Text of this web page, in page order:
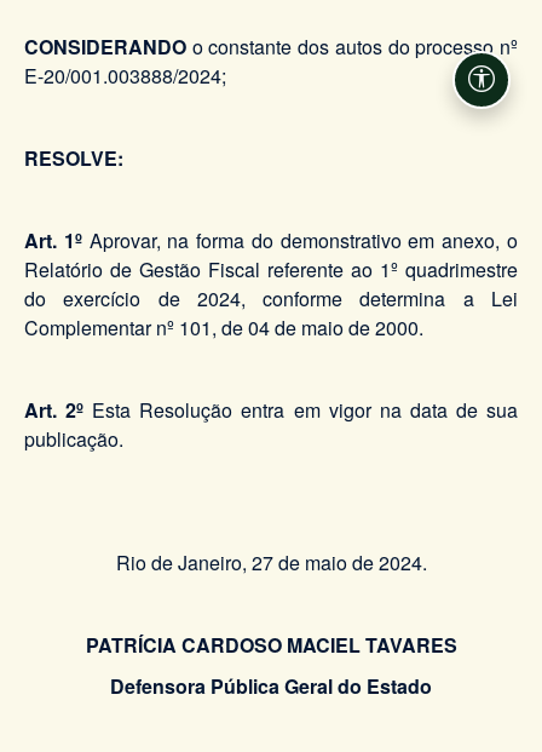
CONSIDERANDO o constante dos autos do processo nº
E-20/001.003888/2024;
RESOLVE:
Art. 1º Aprovar, na forma do demonstrativo em anexo, o
Relatório de Gestão Fiscal referente ao 1º quadrimestre
do exercício de 2024, conforme determina a Lei
Complementar nº 101, de 04 de maio de 2000.
Art. 2º Esta Resolução entra em vigor na data de sua
publicação.
Rio de Janeiro, 27 de maio de 2024.
PATRÍCIA CARDOSO MACIEL TAVARES
Defensora Pública Geral do Estado